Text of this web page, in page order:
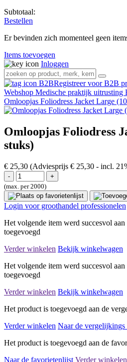
Subtotaal:
Bestellen
Er bevinden zich momenteel geen
Items toevoegen
Inloggen
Registreer voor B2B
Webshop Medische praktijk uitrusting
Omloopjas Foliodress Jacket Large
Omloopjas Foliodress
stuks)
€ 25,30 (Adviesprijs € 25,30 - incl.
(max. per 2000)
Login voor groothandel professionelen
Het volgende item werd succesvol
toegevoegd
Verder winkelen Bekijk winkelwagen
Het volgende item werd succesvol
toegevoegd
Verder winkelen Bekijk winkelwagen
Het product is toegevoegd aan de
Verder winkelen Naar de vergelijkings
Het product is toegevoegd aan de
Naar de favorietenlijst Verder winkelen